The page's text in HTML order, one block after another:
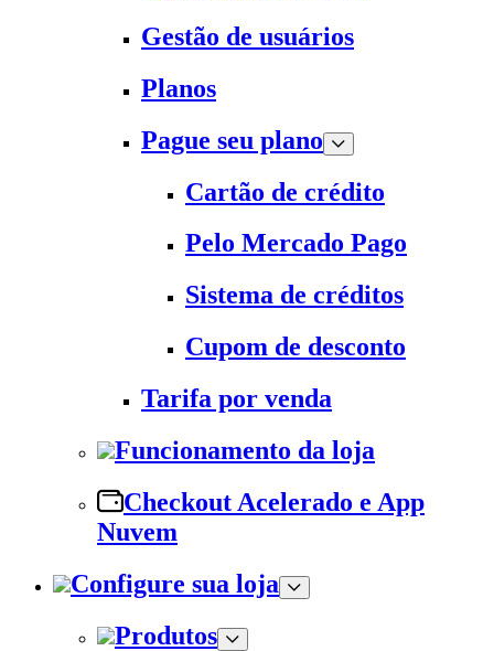
Gestão de usuários
Planos
Pague seu plano
Cartão de crédito
Pelo Mercado Pago
Sistema de créditos
Cupom de desconto
Tarifa por venda
Funcionamento da loja
Checkout Acelerado e App
Nuvem
Configure sua loja
Produtos